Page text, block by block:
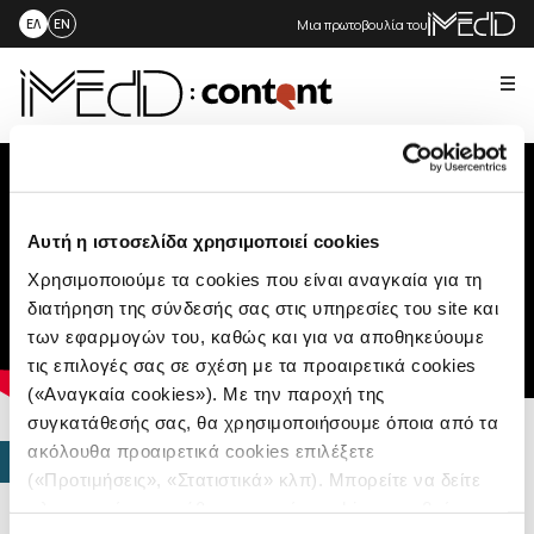
Αυτή η ιστοσελίδα χρησιμοποιεί cookies
Χρησιμοποιούμε τα cookies που είναι αναγκαία για τη
διατήρηση της σύνδεσής σας στις υπηρεσίες του site και
των εφαρμογών του, καθώς και για να αποθηκεύουμε
τις επιλογές σας σε σχέση με τα προαιρετικά cookies
(«Αναγκαία cookies»). Με την παροχή της
συγκατάθεσής σας, θα χρησιμοποιήσουμε όποια από τα
ακόλουθα προαιρετικά cookies επιλέξετε
(«Προτιμήσεις», «Στατιστικά» κλπ). Μπορείτε να δείτε
ΕΛ EN Μια πρωτοβουλία του
ΠΟΛΥΜΕΣΑ
Αθλητική